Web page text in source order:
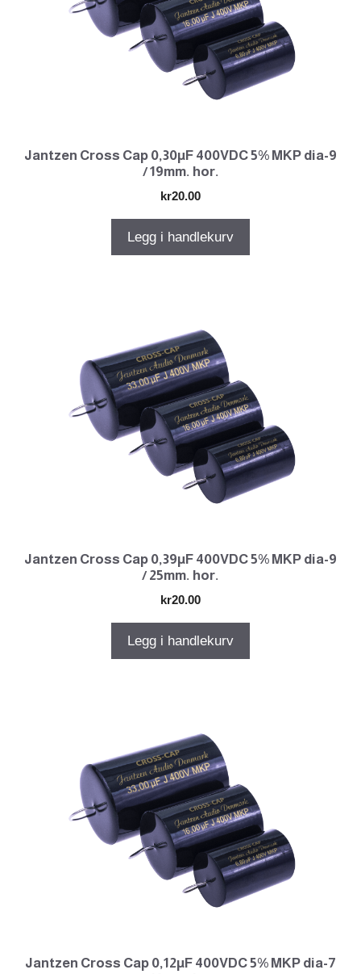
Jantzen Cross Cap 0,30µF 400VDC 5% MKP dia-9
/ 19mm. hor.
kr20.00
Legg i handlekurv
Jantzen Cross Cap 0,39µF 400VDC 5% MKP dia-9
/ 25mm. hor.
kr20.00
Legg i handlekurv
Jantzen Cross Cap 0,12µF 400VDC 5% MKP dia-7